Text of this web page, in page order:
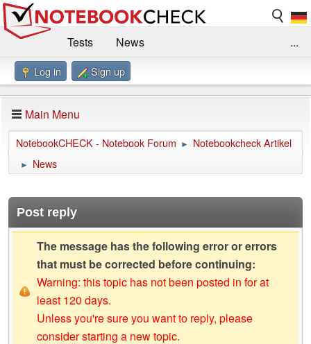
Tests
News
Benchmarks / Technik
Forum
Impressum
...
Log in Sign up
Main Menu
NotebookCHECK - Notebook Forum ► Notebookcheck Artikel
► News
Post reply
The message has the following error or errors
that must be corrected before continuing:
Warning: this topic has not been posted in for at
least 120 days.
Unless you're sure you want to reply, please
consider starting a new topic.